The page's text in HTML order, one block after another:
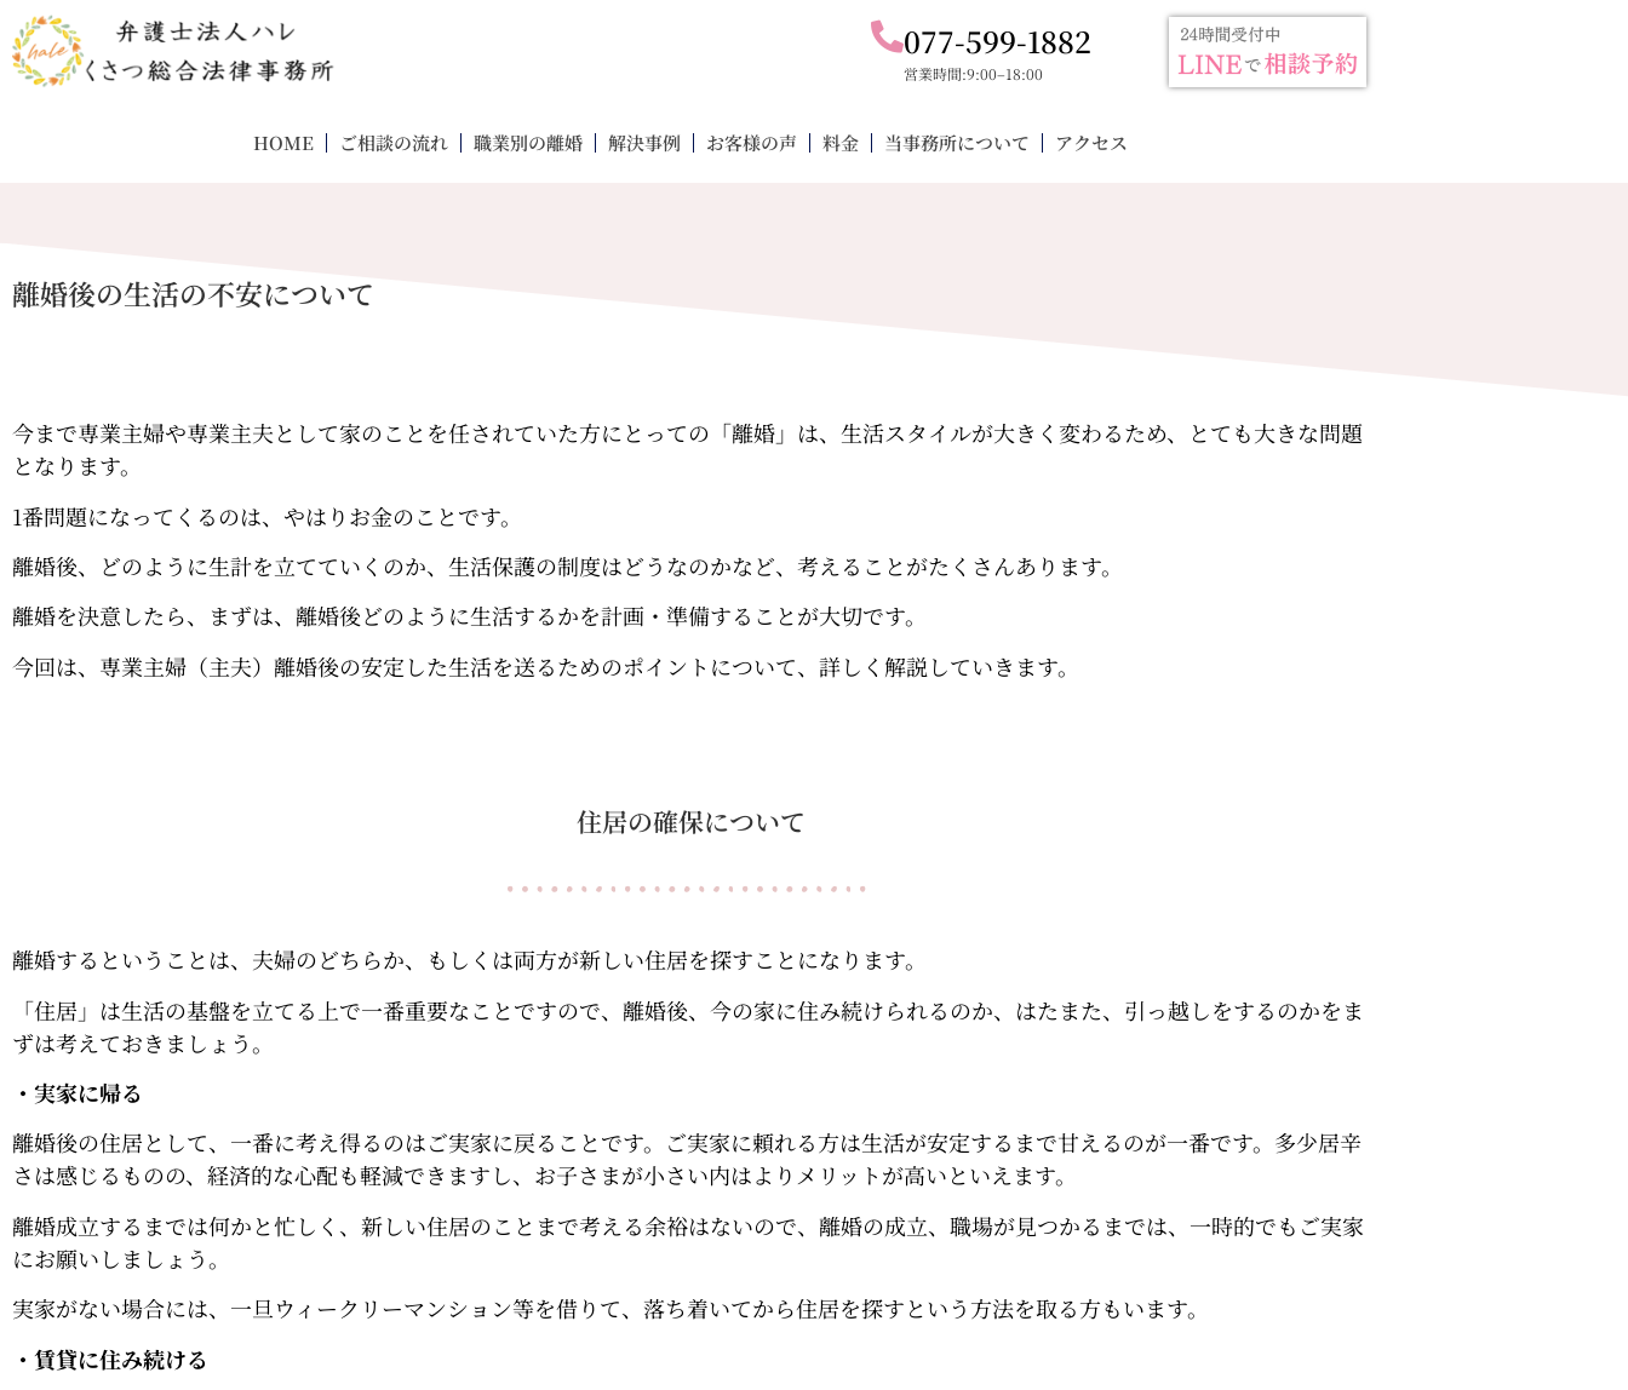
077-599-1882
営業時間:9:00–18:00
HOME ご相談の流れ 職業別の離婚 解決事例 お客様の声 料金 当事務所について アクセス
離婚後の生活の不安について
今まで専業主婦や専業主夫として家のことを任されていた方にとっての「離婚」は、生活スタイルが大きく変わるため、とても大きな問題
となります。
1番問題になってくるのは、やはりお金のことです。
離婚後、どのように生計を立てていくのか、生活保護の制度はどうなのかなど、考えることがたくさんあります。
離婚を決意したら、まずは、離婚後どのように生活するかを計画・準備することが大切です。
今回は、専業主婦（主夫）離婚後の安定した生活を送るためのポイントについて、詳しく解説していきます。
住居の確保について
離婚するということは、夫婦のどちらか、もしくは両方が新しい住居を探すことになります。
「住居」は生活の基盤を立てる上で一番重要なことですので、離婚後、今の家に住み続けられるのか、はたまた、引っ越しをするのかをま
ずは考えておきましょう。
・実家に帰る
離婚後の住居として、一番に考え得るのはご実家に戻ることです。ご実家に頼れる方は生活が安定するまで甘えるのが一番です。多少居辛
さは感じるものの、経済的な心配も軽減できますし、お子さまが小さい内はよりメリットが高いといえます。
離婚成立するまでは何かと忙しく、新しい住居のことまで考える余裕はないので、離婚の成立、職場が見つかるまでは、一時的でもご実家
にお願いしましょう。
実家がない場合には、一旦ウィークリーマンション等を借りて、落ち着いてから住居を探すという方法を取る方もいます。
・賃貸に住み続ける